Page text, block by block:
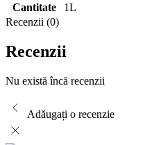
Cantitate
1L
Recenzii (0)
Recenzii
Nu există încă recenzii
Adăugați o recenzie